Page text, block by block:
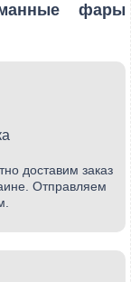
фары
доставим заказ
Отправляем